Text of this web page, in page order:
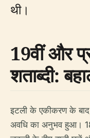
थी।
19वीं और
शताब्दी:
इटली के एकीकरण के
अवधि का अनुभव हुआ।